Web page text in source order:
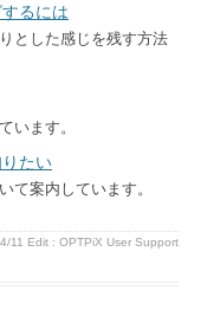
るには
とした感じを残す方法
います。
たい
て案内しています。
11 Edit : OPTPiX User Support